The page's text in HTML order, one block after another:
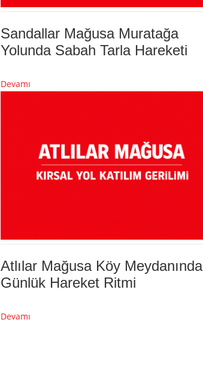
Sandallar Mağusa Muratağa
Yolunda Sabah Tarla Hareketi
Devamı
Atlılar Mağusa Köy Meydanında
Günlük Hareket Ritmi
Devamı